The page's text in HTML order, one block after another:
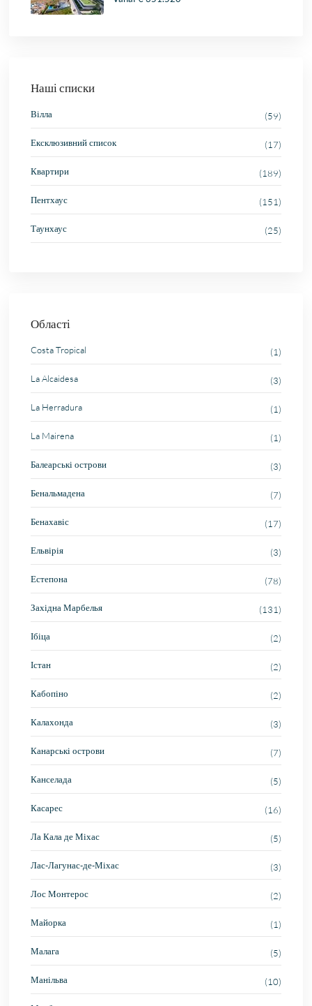
Наші списки
Вілла (59)
Ексклюзивний список (17)
Квартири (189)
Пентхаус (151)
Таунхаус (25)
Області
Costa Tropical (1)
La Alcaidesa (3)
La Herradura (1)
La Mairena (1)
Балеарські острови (3)
Бенальмадена (7)
Бенахавіс (17)
Ельвірія (3)
Естепона (78)
Західна Марбелья (131)
Ібіца (2)
Істан (2)
Кабопіно (2)
Калахонда (3)
Канарські острови (7)
Канселада (5)
Касарес (16)
Ла Кала де Міхас (5)
Лас-Лагунас-де-Міхас (3)
Лос Монтерос (2)
Майорка (1)
Малага (5)
Манільва (10)